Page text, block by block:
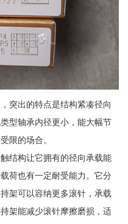
突出的特点是结构紧凑径向
型轴承内径更小，能大幅节
限的场合。
结构让它拥有的径向承载能
荷也有一定耐受能力。它分
架可以容纳更多滚针，承载
架能减少滚针摩擦磨损，适